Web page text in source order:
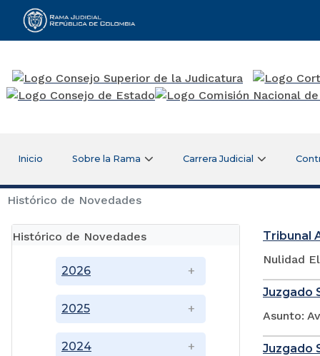
Rama Judicial
Inicio Sobre la Rama Carrera Judicial
Histórico de Novedades
Histórico de Novedades
2024
2025
2026
Tribunal
Nulidad
Juzgado
Asunto:
Juzgado